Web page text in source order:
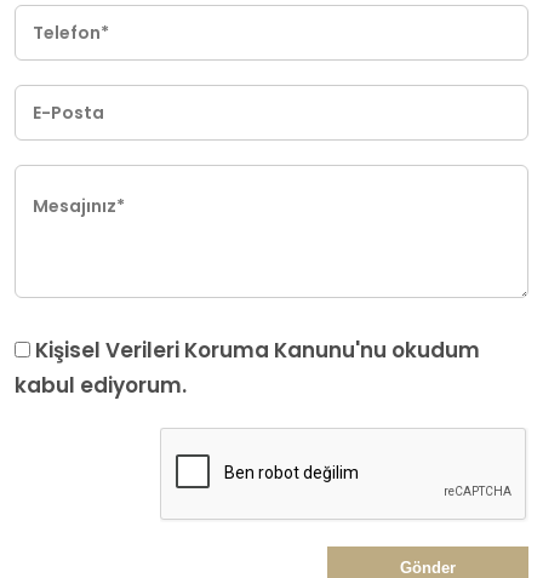
Telefon*
E-Posta
Mesajınız*
Kişisel Verileri Koruma Kanunu'nu okudum
kabul ediyorum.
Gönder